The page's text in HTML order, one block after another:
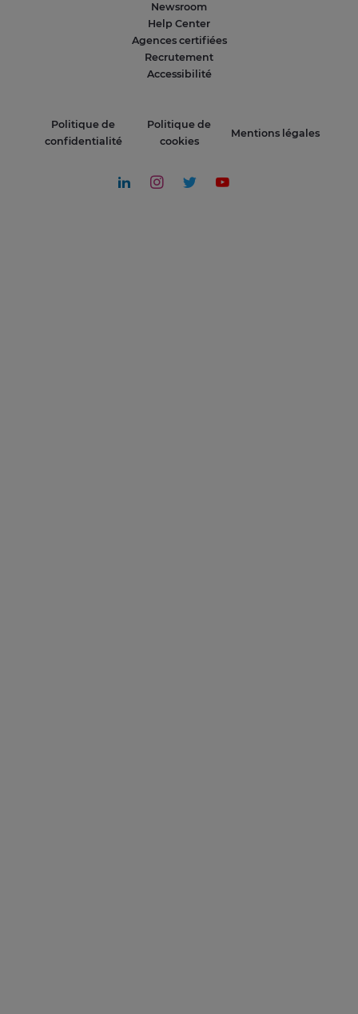
Newsroom
Help Center
Agences certifiées
Recrutement
Accessibilité
Politique de
confidentialité
Politique de
cookies
Mentions légales